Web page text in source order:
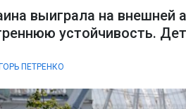
выиграла на внешней
устойчивость.
ПЕТРЕНКО